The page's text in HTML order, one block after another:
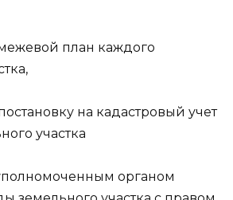
план каждого
на кадастровый учет
участка
органом